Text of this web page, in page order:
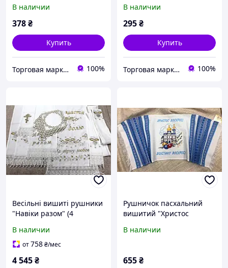
В наличии
378₴
Купить
Торговая марка "Світ вишивки" Рівненський виробник вишитих виробів 100%
В наличии
295₴
Купить
Торговая марка "Світ вишивки" Рівненський виробник вишитих виробів 100%
Весільні вишиті рушники
"Навіки разом" (4
стрічка на Євангеліє +
стрічка на Ікону))
В наличии
от758₴/мес
4 545₴
Рушничок пасхальний
вишитий "Христос
В наличии
655₴